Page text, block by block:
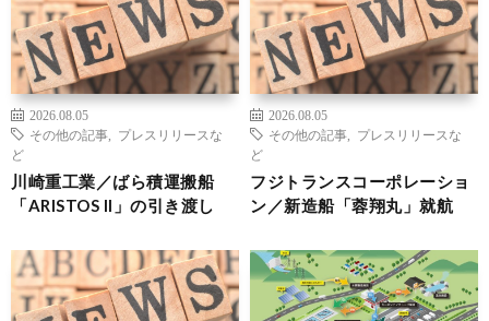
2026.08.05
その他の記事
プレスリリースな
ど
川崎重工業／ばら積運搬船
「ARISTOS II」の引き渡し
2026.08.05
その他の記事
プレスリリースな
ど
フジトランスコーポレーショ
ン／新造船「蓉翔丸」就航